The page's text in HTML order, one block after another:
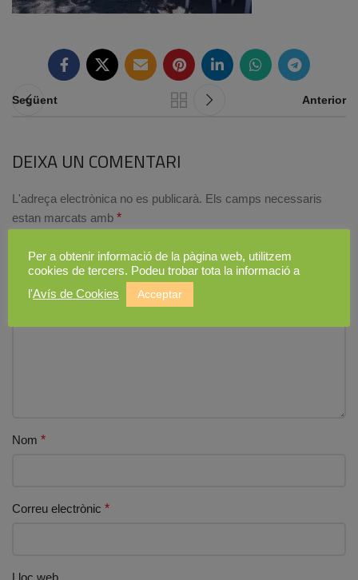
Següent Anterior
DEIXA UN COMENTARI
L'adreça electrònica no es publicarà. Els camps necessaris
estan marcats amb *
Comentari*
Nom *
Correu electrònic *
Per a obtenir informació de la pàgina web, utilitzem
cookies de tercers. Podeu trobar tota la informació a
l'Avís de Cookies Acceptar